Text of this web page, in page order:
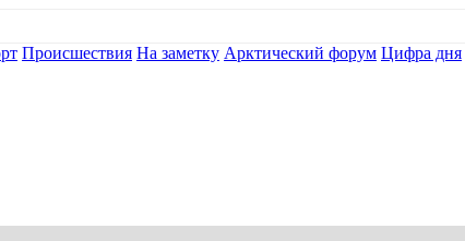
Происшествия На заметку Арктический форум Цифра дня